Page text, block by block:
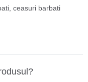
ceasuri barbati